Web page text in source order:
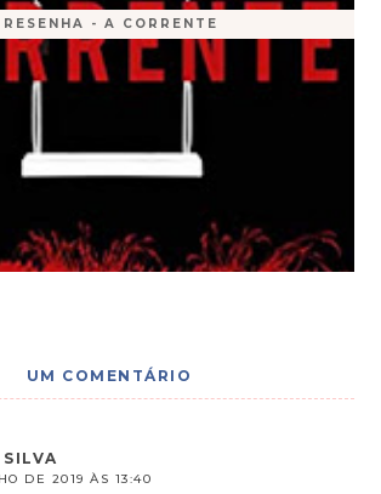
RESENHA - A CORRENTE
UM COMENTÁRIO
DE 2019 ÀS 13:40